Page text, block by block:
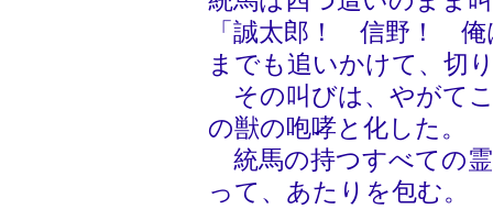
「誠太郎！ 信野！ 俺
までも追いかけて、切
その叫びは、やがて
の獣の咆哮と化した。
統馬の持つすべての
って、あたりを包む。